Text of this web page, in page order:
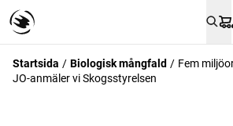
Startsida Biologisk mångfald
Fem
JO-anmäler vi Skogsstyrelsen